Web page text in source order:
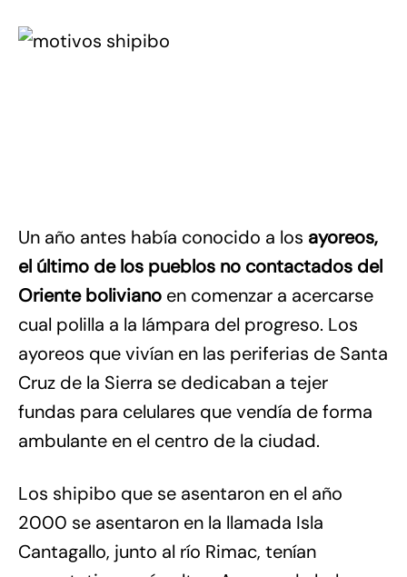
Un año antes había conocido a los ayoreos,
el último de los pueblos no contactados del
Oriente boliviano en comenzar a acercarse
cual polilla a la lámpara del progreso. Los
ayoreos que vivían en las periferias de Santa
Cruz de la Sierra se dedicaban a tejer
fundas para celulares que vendía de forma
ambulante en el centro de la ciudad.
Los shipibo que se asentaron en el año
2000 se asentaron en la llamada Isla
Cantagallo, junto al río Rimac, tenían